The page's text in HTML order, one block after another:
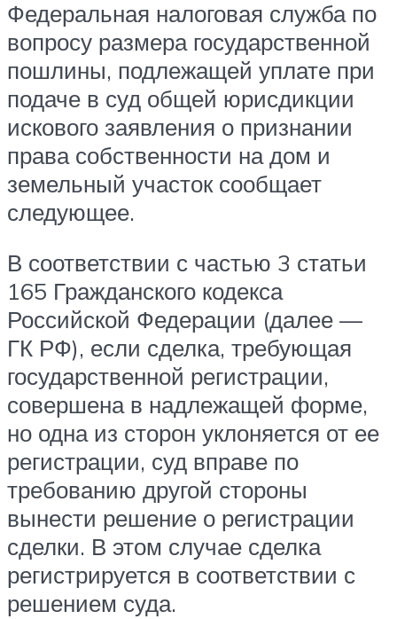
Федеральная налоговая служба по
вопросу размера государственной
пошлины, подлежащей уплате при
подаче в суд общей юрисдикции
искового заявления о признании
права собственности на дом и
земельный участок сообщает
следующее.
В соответствии с частью 3 статьи
165 Гражданского кодекса
Российской Федерации (далее —
ГК РФ), если сделка, требующая
государственной регистрации,
совершена в надлежащей форме,
но одна из сторон уклоняется от ее
регистрации, суд вправе по
требованию другой стороны
вынести решение о регистрации
сделки. В этом случае сделка
регистрируется в соответствии с
решением суда.